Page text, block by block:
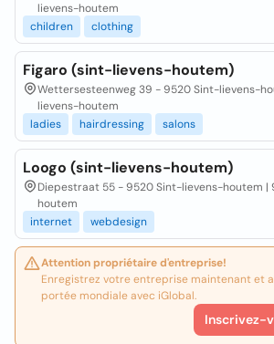
lievens-houtem
children
clothing
Figaro (sint-lievens-houtem)
Wettersesteenweg 39 - 9520 Sint-lievens-
lievens-houtem
ladies
hairdressing salons
Loogo (sint-lievens-houtem)
Diepestraat 55 - 9520 Sint-lievens-houtem |
houtem
internet
webdesign
Attention propriétaire d'entreprise!
Enregistrez votre entreprise maintenant et
portée mondiale avec iGlobal.
Inscrivez-